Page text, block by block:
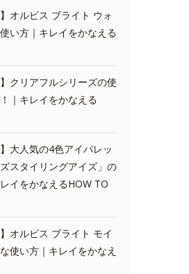
オルビス ブライト ウォ
い方｜キレイをかなえる
クリアフルシリーズの使
｜キレイをかなえる
大人気の4色アイパレッ
スタイリングアイズ」の
イをかなえるHOW TO
オルビス ブライト モイ
使い方｜キレイをかなえ